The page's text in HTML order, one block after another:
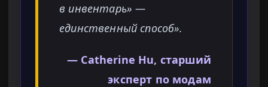
в инвентарь» —
единственный способ».
— Catherine Hu, старший
эксперт по модам